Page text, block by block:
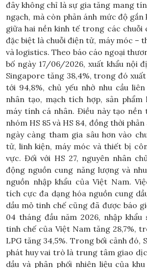
đây không chỉ là sự gia tăng mang
ngạch, mà còn phản ánh mức độ gắn
giữa hai nền kinh tế trong các chuỗi
đặc biệt là chuỗi điện tử, máy móc –
và logistics. Theo báo cáo ngoại
bố ngày 17/06/2026, xuất khẩu nội
Singapore tăng 38,4%, trong đó
tới 94,8%, chủ yếu nhờ nhu cầu
nhân tạo, mạch tích hợp, sản
máy tính cá nhân. Điều này tạo nền
nhóm HS 85 và HS 84, đồng thời
ngày càng tham gia sâu hơn vào
tử, linh kiện, máy móc và thiết bị
vực. Đối với HS 27, nguyên nhân
động nguồn cung năng lượng và
nguồn nhập khẩu của Việt Nam.
tích cực đa dạng hóa nguồn cung
dầu mỏ tinh chế cũng đã được báo
04 tháng đầu năm 2026, nhập khẩu
tinh chế của Việt Nam tăng 28,7%,
LPG tăng 34,5%. Trong bối cảnh đó,
phát huy vai trò là trung tâm giao
dầu và phân phối nhiên liệu của